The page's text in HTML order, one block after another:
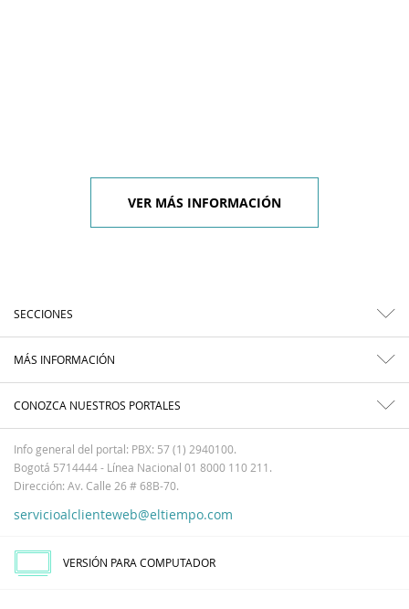
VER MÁS INFORMACIÓN
SECCIONES
MÁS INFORMACIÓN
CONOZCA NUESTROS PORTALES
Info general del portal: PBX: 57 (1) 2940100.
Bogotá 5714444 - Línea Nacional 01 8000 110 211.
Dirección: Av. Calle 26 # 68B-70.
servicioalclienteweb@eltiempo.com
VERSIÓN PARA COMPUTADOR